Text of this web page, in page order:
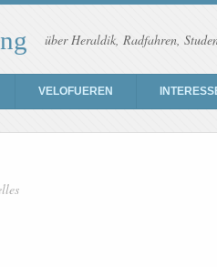
über Heraldik, Radfahren,
VELOFUEREN